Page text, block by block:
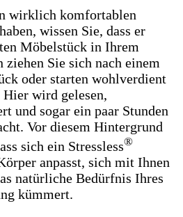
wirklich komfortablen
wissen Sie, dass er
Möbelstück in Ihrem
Sie sich nach einem
oder starten wohlverdient
wird gelesen,
und sogar ein paar Stunden
Vor diesem Hintergrund
sich ein Stressless®
anpasst, sich mit Ihnen
natürliche Bedürfnis Ihres
kümmert.